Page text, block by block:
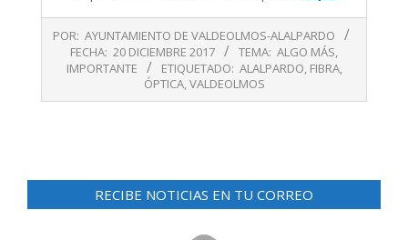
12-
POR: AYUNTAMIENTO DE VALDEOLMOS-ALALPARDO
FECHA: 20 DICIEMBRE 2017 TEMA: ALGO MÁS
IMPORTANTE
ETIQUETADO: ALALPARDO FIBRA,
ÓPTICA, VALDEOLMOS
RECIBE NOTICIAS EN TU CORREO